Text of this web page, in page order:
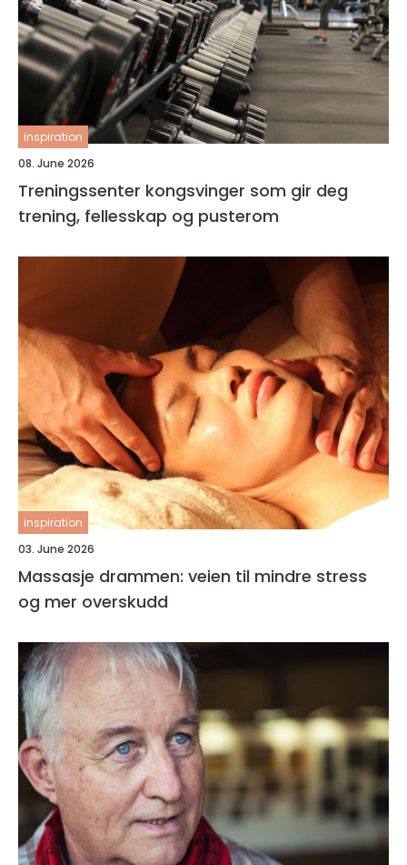
inspiration
08. June 2026
Treningssenter kongsvinger som gir deg
trening, fellesskap og pusterom
inspiration
03. June 2026
Massasje drammen: veien til mindre stress
og mer overskudd